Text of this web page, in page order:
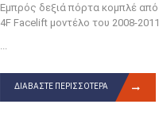
Εμπρός δεξιά πόρτα κομπλέ από
4F Facelift μοντέλο του 2008-2011.
...
ΔΙΑΒΆΣΤΕ ΠΕΡΙΣΣΌΤΕΡΑ